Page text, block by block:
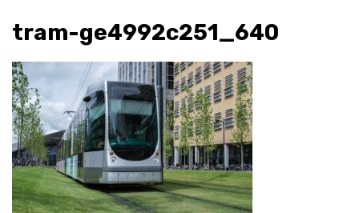
tram-ge4992c251_640